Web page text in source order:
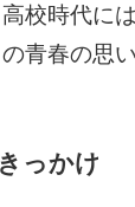
校時代に
青春の思
っかけ